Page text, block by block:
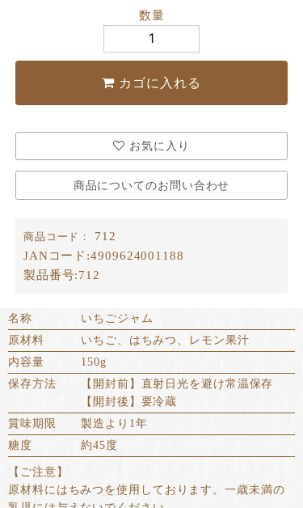
数量
カゴに入れる
お気に入り
商品についてのお問い合わせ
商品コード：
712
JANコード:4909624001188
製品番号:712
名称
いちごジャム
原材料
いちご、はちみつ、レモン果汁
内容量
150g
保存方法
【開封前】直射日光を避け常温保存
【開封後】要冷蔵
賞味期限
製造より1年
糖度
約45度
【ご注意】
原材料にはちみつを使用しております。一歳未満の